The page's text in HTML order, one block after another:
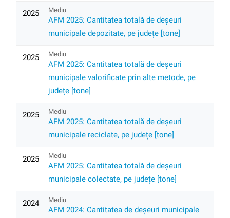
2025 Mediu
AFM 2025: Cantitatea totală de deșeuri
municipale depozitate, pe județe [tone]
2025 Mediu
AFM 2025: Cantitatea totală de deșeuri
municipale valorificate prin alte metode, pe
județe [tone]
2025 Mediu
AFM 2025: Cantitatea totală de deșeuri
municipale reciclate, pe județe [tone]
2025 Mediu
AFM 2025: Cantitatea totală de deșeuri
municipale colectate, pe județe [tone]
2024 Mediu
AFM 2024: Cantitatea de deșeuri municipale